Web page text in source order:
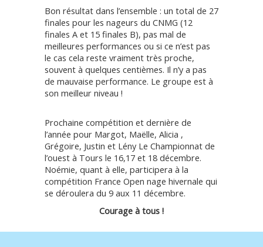
Bon résultat dans l’ensemble : un total de 27
finales pour les nageurs du CNMG (12
finales A et 15 finales B), pas mal de
meilleures performances ou si ce n’est pas
le cas cela reste vraiment très proche,
souvent à quelques centièmes. Il n’y a pas
de mauvaise performance. Le groupe est à
son meilleur niveau !
Prochaine compétition et dernière de
l’année pour Margot, Maëlle, Alicia ,
Grégoire, Justin et Lény Le Championnat de
l’ouest à Tours le 16,17 et 18 décembre.
Noémie, quant à elle, participera à la
compétition France Open nage hivernale qui
se déroulera du 9 aux 11 décembre.
Courage à tous !